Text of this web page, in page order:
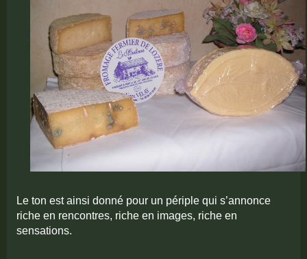
Le ton est ainsi donné pour un périple qui s’annonce
riche en rencontres, riche en images, riche en
sensations.